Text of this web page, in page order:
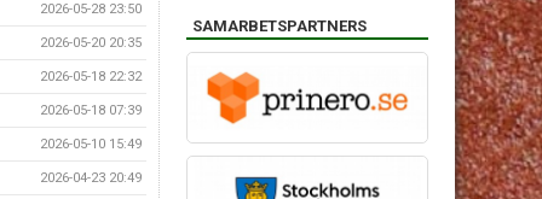
2026-05-28 23:50
2026-05-20 20:35
2026-05-18 22:32
2026-05-18 07:39
2026-05-10 15:49
2026-04-23 20:49
SAMARBETSPARTNERS